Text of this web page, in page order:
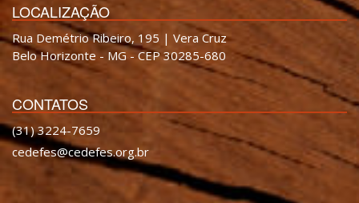
LOCALIZAÇÃO
Rua Demétrio Ribeiro, 195 | Vera Cruz
Belo Horizonte - MG - CEP 30285-680
CONTATOS
(31) 3224-7659
cedefes@cedefes.org.br